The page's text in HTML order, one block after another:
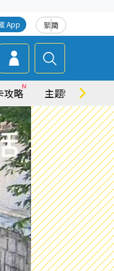
繁简
App
攻略 主题特集